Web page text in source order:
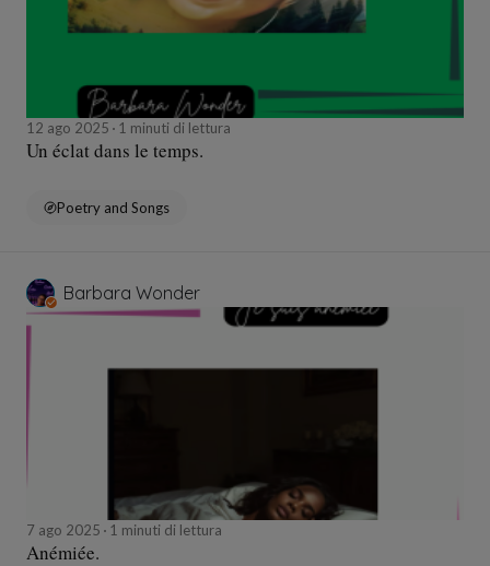
12 ago 2025 1 minuti di lettura
Un éclat dans le temps.
Poetry and Songs
Barbara Wonder
7 ago 2025 1 minuti di lettura
Anémiée.